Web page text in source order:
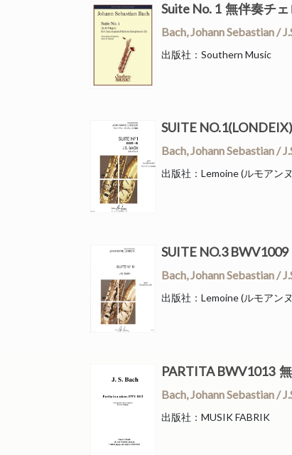
Suite No. 1 無伴奏チ
Bach, Johann Sebastian /
出版社：Southern Music
SUITE
Bach, Johann Sebastian /
出版社：Lemoine (ルモアン
SUITE NO.3
Bach, Johann Sebastian /
出版社：Lemoine (ルモアン
PARTITA BWV1013
Bach, Johann Sebastian /
出版社：MUSIK FABRIK